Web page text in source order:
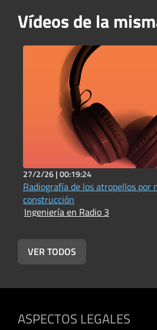
Vídeos de la
27/2/26 |00:19:24
Radiografía de los atropellos por
construcción
Ingeniería en Radio 3
VER TODOS
ASPECTOS LEGALES